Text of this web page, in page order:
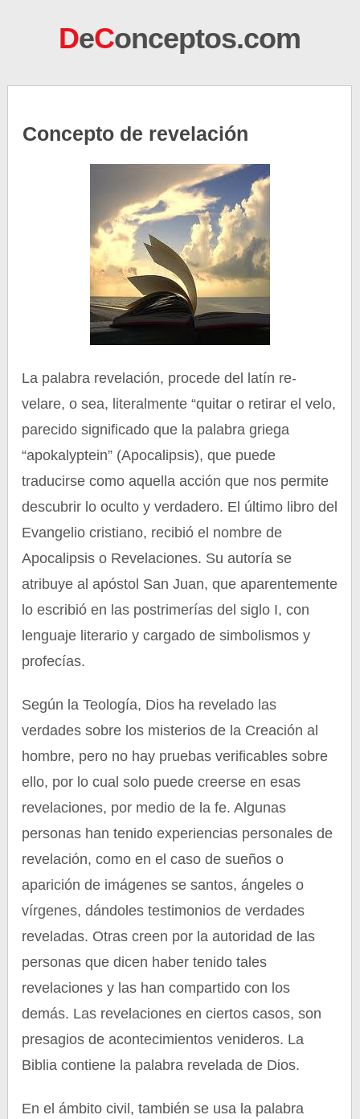
DeConceptos.com
Concepto de revelación
La palabra revelación, procede del latín re-
velare, o sea, literalmente “quitar o retirar el velo,
parecido significado que la palabra griega
“apokalyptein” (Apocalipsis), que puede
traducirse como aquella acción que nos permite
descubrir lo oculto y verdadero. El último libro del
Evangelio cristiano, recibió el nombre de
Apocalipsis o Revelaciones. Su autoría se
atribuye al apóstol San Juan, que aparentemente
lo escribió en las postrimerías del siglo I, con
lenguaje literario y cargado de simbolismos y
profecías.
Según la Teología, Dios ha revelado las
verdades sobre los misterios de la Creación al
hombre, pero no hay pruebas verificables sobre
ello, por lo cual solo puede creerse en esas
revelaciones, por medio de la fe. Algunas
personas han tenido experiencias personales de
revelación, como en el caso de sueños o
aparición de imágenes se santos, ángeles o
vírgenes, dándoles testimonios de verdades
reveladas. Otras creen por la autoridad de las
personas que dicen haber tenido tales
revelaciones y las han compartido con los
demás. Las revelaciones en ciertos casos, son
presagios de acontecimientos venideros. La
Biblia contiene la palabra revelada de Dios.
En el ámbito civil, también se usa la palabra